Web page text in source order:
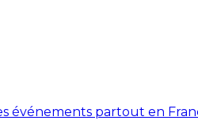
événements partout en